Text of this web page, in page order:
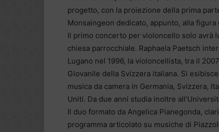
progetto, con la proiezione della prima
Monsaingeon dedicato, appunto, alla
Il primo concerto per violoncello solo avrà
chiesa parrocchiale. Raphaela Paetsch
Lugano nel 1996, la violoncellista, tra il
Giovanile della Svizzera italiana. Si
musica da camera in Germania, Svizzera,
Uniti. Da due anni studia inoltre
Il duo formato da Angelica Pianegonda,
programma articolato su musiche di